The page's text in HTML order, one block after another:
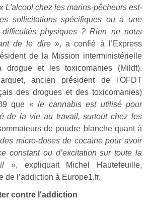
L'alcool chez les marins-pêcheurs est-
sollicitations spécifiques ou à une
difficultés physiques ? Rien ne nous
de le dire», a confié à l’Express
de la Mission interministérielle
et les toxicomanies (Mildt).
ancien président de l'OFDT
des drogues et des toxicomanies)
que «le cannabis est utilisé pour
de la vie au travail, surtout chez les
de poudre blanche quant à
micro-doses de cocaïne pour avoir
constant ou d’excitation sur toute la
», expliquait Michel Hautefeuille,
de l’addiction à Europe1.fr.
contre l'addiction